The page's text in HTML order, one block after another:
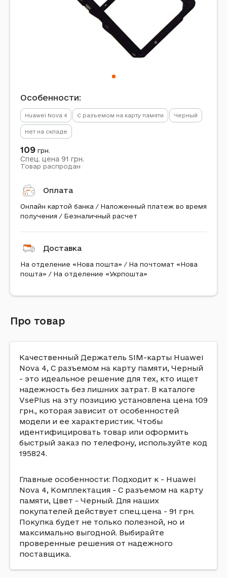
Особенности:
Huawei Nova 4 С разъемом на карту памяти Черный
Нет на складе
109 грн.
Спец. цена 91 грн.
Товар распродан
Оплата
Онлайн картой банка / Наложенный платеж во время
получения / Безналичный расчет
Доставка
На отделение «Нова пошта» / На почтомат «Нова
пошта» / На отделение «Укрпошта»
Про товар
Качественный Держатель SIM-карты Huawei
Nova 4, С разъемом на карту памяти, Черный
- это идеальное решение для тех, кто ищет
надежность без лишних затрат. В каталоге
VsePlus на эту позицию установлена цена 109
грн., которая зависит от особенностей
модели и ее характеристик. Чтобы
идентифицировать товар или оформить
быстрый заказ по телефону, используйте код
195824.
Главные особенности: Подходит к - Huawei
Nova 4, Комплектация - С разъемом на карту
памяти, Цвет - Черный. Для наших
покупателей действует спец.цена - 91 грн.
Покупка будет не только полезной, но и
максимально выгодной. Выбирайте
проверенные решения от надежного
поставщика.